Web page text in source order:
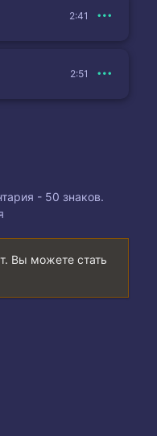
2:41
2:51
- 50 знаков.
Вы можете стать